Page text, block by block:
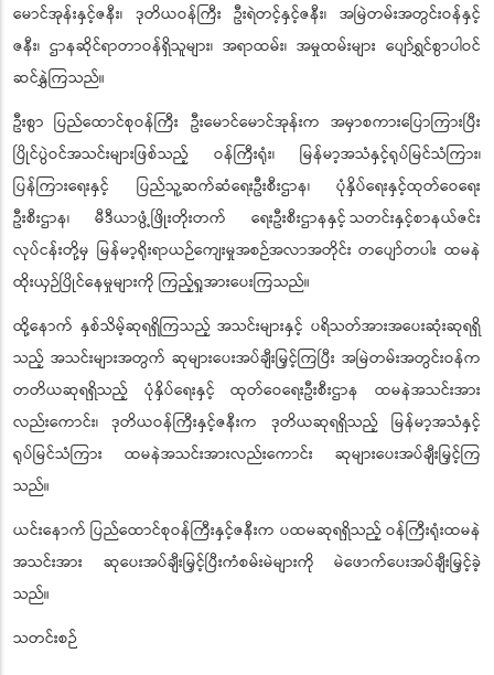
မောင်အုန်းနှင့်ဇနီး၊ ဒုတိယဝန်ကြီး ဦးရဲတင့်နှင့်ဇနီး၊ အမြဲတမ်းအတွင်းဝန်နှင့်
ဇနီး၊ ဌာနဆိုင်ရာတာဝန်ရှိသူများ၊ အရာထမ်း၊ အမှုထမ်းများ ပျော်ရွှင်စွာပါဝင်
ဆင်နွှဲကြသည်။
ဦးစွာ ပြည်ထောင်စုဝန်ကြီး ဦးမောင်မောင်အုန်းက အမှာစကားပြောကြားပြီး
ပြိုင်ပွဲဝင်အသင်းများဖြစ်သည့် ဝန်ကြီးရုံး၊ မြန်မာ့အသံနှင့်ရုပ်မြင်သံကြား၊
ပြန်ကြားရေးနှင့် ပြည်သူ့ဆက်ဆံရေးဦးစီးဌာန၊ ပုံနှိပ်ရေးနှင့်ထုတ်ဝေရေး
ဦးစီးဌာန၊ မီဒီယာဖွံ့ဖြိုးတိုးတက် ရေးဦးစီးဌာနနှင့်သတင်းနှင့်စာနယ်ဇင်း
လုပ်ငန်းတို့မှ မြန်မာ့ရိုးရာယဉ်ကျေးမှုအစဉ်အလာအတိုင်း တပျော်တပါး ထမနဲ
ထိုးယှဉ်ပြိုင်နေမှုများကို ကြည့်ရှုအားပေးကြသည်။
ထို့နောက် နှစ်သိမ့်ဆုရရှိကြသည့် အသင်းများနှင့် ပရိသတ်အားအပေးဆုံးဆုရရှိ
သည့် အသင်းများအတွက် ဆုများပေးအပ်ချီးမြှင့်ကြပြီး အမြဲတမ်းအတွင်းဝန်က
တတိယဆုရရှိသည့် ပုံနှိပ်ရေးနှင့် ထုတ်ဝေရေးဦးစီးဌာန ထမနဲအသင်းအား
လည်းကောင်း၊ ဒုတိယဝန်ကြီးနှင့်ဇနီးက ဒုတိယဆုရရှိသည့် မြန်မာ့အသံနှင့်
ရုပ်မြင်သံကြား ထမနဲအသင်းအားလည်းကောင်း ဆုများပေးအပ်ချီးမြှင့်ကြ
သည်။
ယင်းနောက် ပြည်ထောင်စုဝန်ကြီးနှင့်ဇနီးက ပထမဆုရရှိသည့် ဝန်ကြီးရုံးထမနဲ
အသင်းအား ဆုပေးအပ်ချီးမြှင့်ပြီးကံစမ်းမဲများကို မဲဖောက်ပေးအပ်ချီးမြှင့်ခဲ့
သည်။
သတင်းစဉ်